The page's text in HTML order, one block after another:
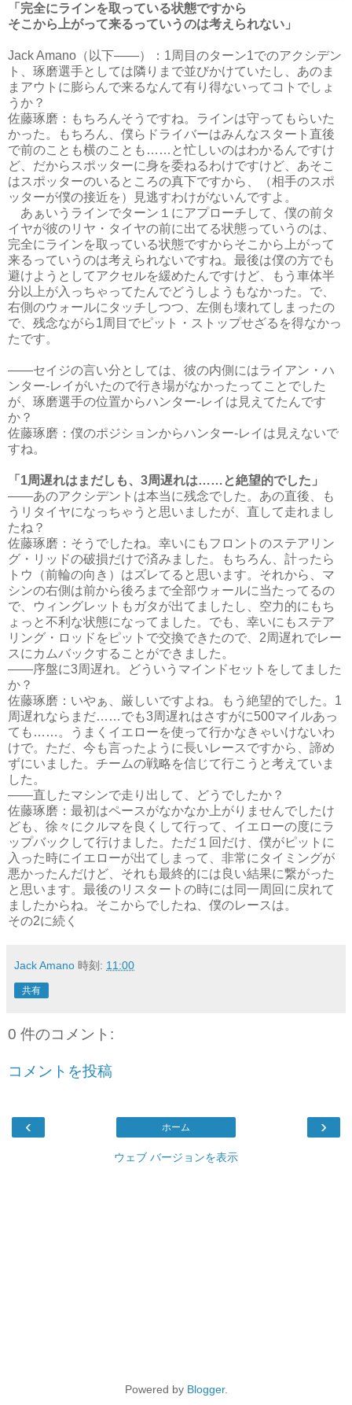
「完全にラインを取っている状態ですから
そこから上がって来るっていうのは考えられない」
Jack Amano（以下――）：1周目のターン1でのアクシデン
ト、琢磨選手としては隣りまで並びかけていたし、あのま
まアウトに膨らんで来るなんて有り得ないってコトでしょ
うか？
佐藤琢磨：もちろんそうですね。ラインは守ってもらいた
かった。もちろん、僕らドライバーはみんなスタート直後
で前のことも横のことも……と忙しいのはわかるんですけ
ど、だからスポッターに身を委ねるわけですけど、あそこ
はスポッターのいるところの真下ですから、（相手のスポ
ッターが僕の接近を）見逃すわけがないんですよ。
あぁいうラインでターン１にアプローチして、僕の前タ
イヤが彼のリヤ・タイヤの前に出てる状態っていうのは、
完全にラインを取っている状態ですからそこから上がって
来るっていうのは考えられないですね。最後は僕の方でも
避けようとしてアクセルを緩めたんですけど、もう車体半
分以上が入っちゃってたんでどうしようもなかった。で、
右側のウォールにタッチしつつ、左側も壊れてしまったの
で、残念ながら1周目でピット・ストップせざるを得なかっ
たです。
――セイジの言い分としては、彼の内側にはライアン・ハ
ンター-レイがいたので行き場がなかったってことでした
が、琢磨選手の位置からハンター-レイは見えてたんです
か？
佐藤琢磨：僕のポジションからハンター-レイは見えないで
すね。
「1周遅れはまだしも、3周遅れは……と絶望的でした」
――あのアクシデントは本当に残念でした。あの直後、も
うリタイヤになっちゃうと思いましたが、直して走れまし
たね？
佐藤琢磨：そうでしたね。幸いにもフロントのステアリン
グ・リッドの破損だけで済みました。もちろん、計ったら
トウ（前輪の向き）はズレてると思います。それから、マ
シンの右側は前から後ろまで全部ウォールに当たってるの
で、ウィングレットもガタが出てましたし、空力的にもち
ょっと不利な状態になってました。でも、幸いにもステア
リング・ロッドをピットで交換できたので、2周遅れでレー
スにカムバックすることができました。
――序盤に3周遅れ。どういうマインドセットをしてました
か？
佐藤琢磨：いやぁ、厳しいですよね。もう絶望的でした。1
周遅れならまだ……でも3周遅れはさすがに500マイルあっ
ても……。うまくイエローを使って行かなきゃいけないわ
けで。ただ、今も言ったように長いレースですから、諦め
ずにいました。チームの戦略を信じて行こうと考えていま
した。
――直したマシンで走り出して、どうでしたか？
佐藤琢磨：最初はペースがなかなか上がりませんでしたけ
ども、徐々にクルマを良くして行って、イエローの度にラ
ップバックして行けました。ただ１回だけ、僕がピットに
入った時にイエローが出てしまって、非常にタイミングが
悪かったんだけど、それも最終的には良い結果に繋がった
と思います。最後のリスタートの時には同一周回に戻れて
ましたからね。そこからでしたね、僕のレースは。
その2に続く
Jack Amano 時刻: 11:00
共有
0 件のコメント:
コメントを投稿
‹ ›
ホーム
ウェブ バージョンを表示
Powered by Blogger.